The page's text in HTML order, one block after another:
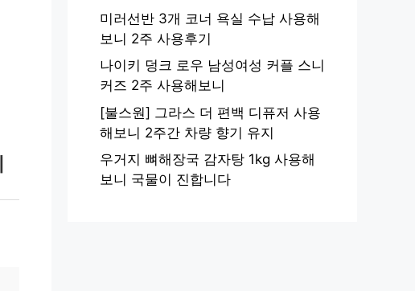
미러선반 3개 코너 욕실 수납 사용해
보니 2주 사용후기
나이키 덩크 로우 남성여성 커플 스니
커즈 2주 사용해보니
[불스원] 그라스 더 편백 디퓨저 사용
해보니 2주간 차량 향기 유지
우거지 뼈해장국 감자탕 1kg 사용해
보니 국물이 진합니다